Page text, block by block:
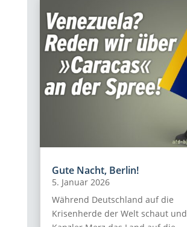
Gute Nacht, Berlin!
5. Januar 2026
Während Deutschland auf die
Krisenherde der Welt schaut und